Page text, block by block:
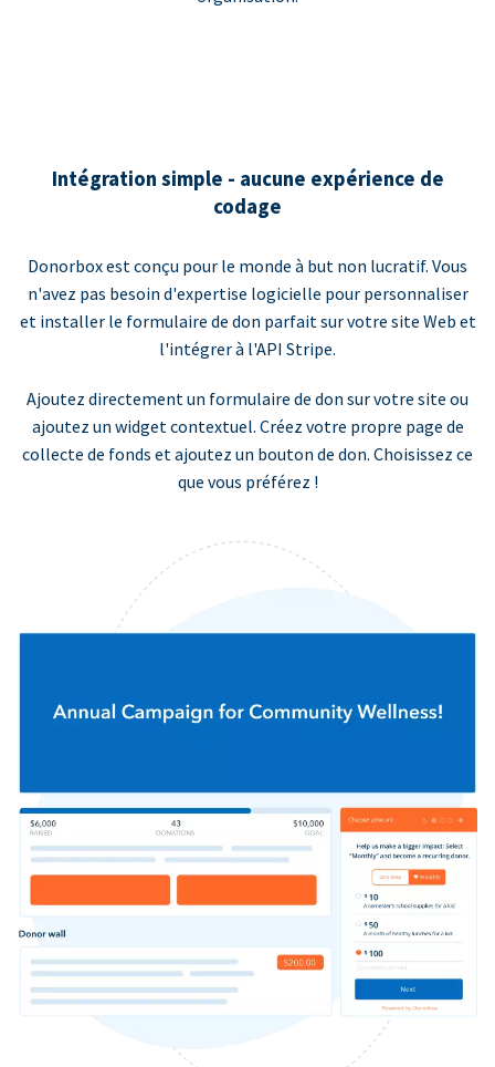
Intégration simple - aucune expérience de
codage
Donorbox est conçu pour le monde à but non lucratif. Vous
n'avez pas besoin d'expertise logicielle pour personnaliser
et installer le formulaire de don parfait sur votre site Web et
l'intégrer à l'API Stripe.
Ajoutez directement un formulaire de don sur votre site ou
ajoutez un widget contextuel. Créez votre propre page de
collecte de fonds et ajoutez un bouton de don. Choisissez ce
que vous préférez !